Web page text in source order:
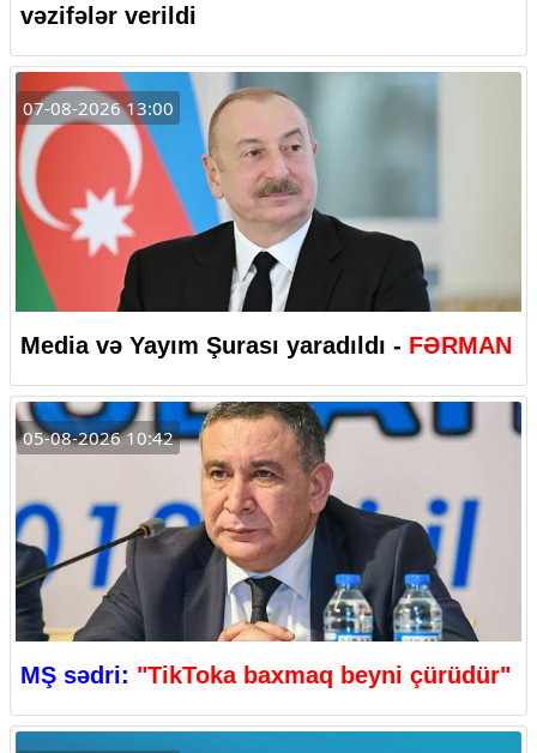
vəzifələr verildi
07-08-2026 13:00
Media və Yayım Şurası yaradıldı - FƏRMAN
05-08-2026 10:42
MŞ sədri: "TikToka baxmaq beyni çürüdür"